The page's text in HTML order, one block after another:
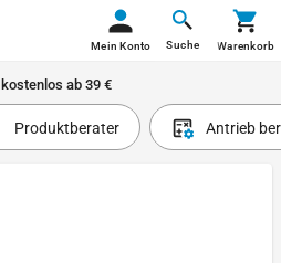
Suche
Mein Konto Warenkorb
kostenlos ab 39 €
Produktberater Antrieb